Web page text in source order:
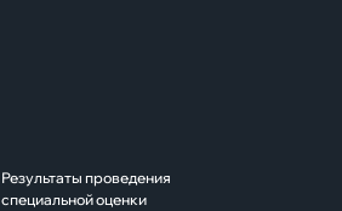
Результаты проведения
специальной оценки